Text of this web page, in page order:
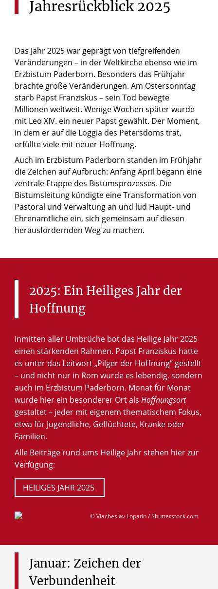
Jahresrückblick 2025
Das Jahr 2025 war geprägt von tiefgreifenden
Veränderungen – in der Weltkirche ebenso wie im
Erzbistum Paderborn. Besonders das Frühjahr
brachte große Veränderungen. Am Ostersonntag
starb Papst Franziskus – sein Tod bewegte
Millionen weltweit. Wenige Wochen später wurde
mit Leo XIV. ein neuer Papst gewählt. Der Moment,
in dem er auf die Loggia des Petersdoms trat,
erfüllte viele mit neuer Hoffnung.
Auch im Erzbistum Paderborn standen im Frühjahr
die Zeichen auf Aufbruch: Anfang April begann eine
zentrale Etappe des Bistumsprozesses. Die
Bistumsleitung kündigte eine Transformation von
Pastoral und Verwaltung an und lud Haupt- und
Ehrenamtliche ein, sich gemeinsam auf diesen
herausfordernden Weg zu machen.
© Viacheslav Lopatin / Shutterstock.com
2025: Ein Heiliges Jahr der
Hoffnung
Inmitten aller Umbrüche bot das Heilige Jahr 2025
einen stärkenden Rahmen. Papst Franziskus hatte
es unter das Leitwort „Pilger der Hoffnung“ gestellt
– und nicht nur in Rom wurde es lebendig, sondern
auch im Erzbistum Paderborn. Monat für Monat
wurde hier ein besonderer Ort als Hoffnungsort
gestaltet – jeder mit eigenem thematischem Fokus,
etwa für Jugendliche, Geflüchtete, Kranke oder
Familien.
Alle Beiträge rund ums Heilige Jahr stehen hier zur
Verfügung:
HEILIGES JAHR 2025
Januar: Zeichen der
Verbundenheit